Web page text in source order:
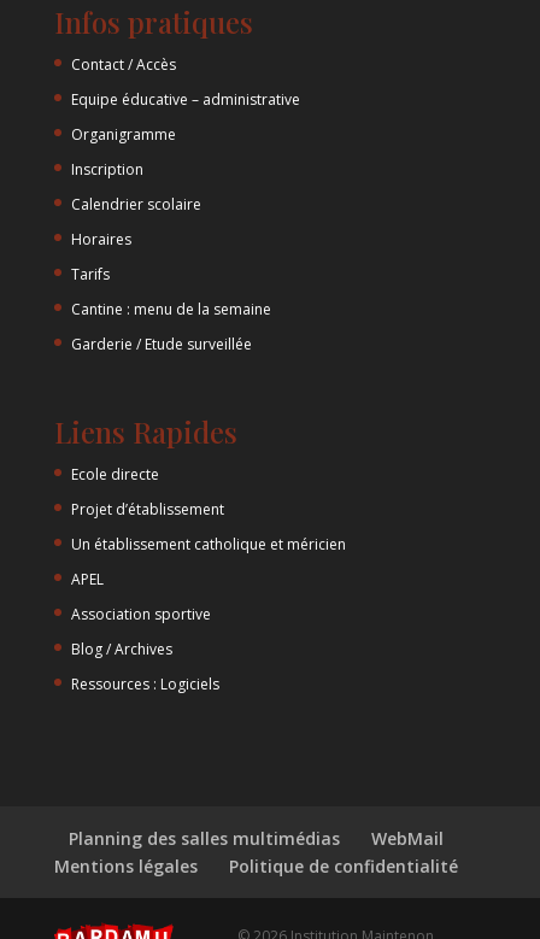
Infos pratiques
Contact / Accès
Equipe éducative – administrative
Organigramme
Inscription
Calendrier scolaire
Horaires
Tarifs
Cantine : menu de la semaine
Garderie / Etude surveillée
Liens Rapides
Ecole directe
Projet d’établissement
Un établissement catholique et méricien
APEL
Association sportive
Blog / Archives
Ressources : Logiciels
Planning des salles multimédias
WebMail
Mentions légales
Politique de confidentialité